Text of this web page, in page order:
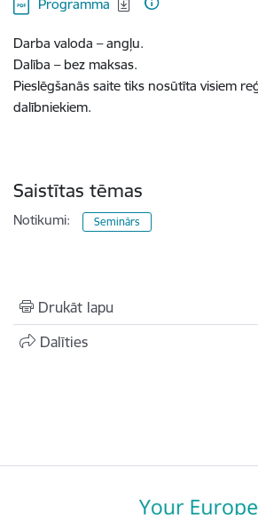
Programma
Darba valoda – angļu.
Dalība – bez maksas.
Pieslēgšanās saite tiks nosūtīta visiem
dalībniekiem.
Saistītas tēmas
Notikumi: Seminārs
Drukāt lapu
Dalīties